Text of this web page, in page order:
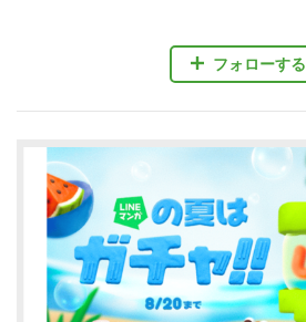
フォローする